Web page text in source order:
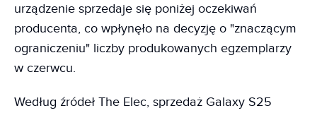
urządzenie sprzedaje się poniżej oczekiwań
producenta, co wpłynęło na decyzję o "znaczącym
ograniczeniu" liczby produkowanych egzemplarzy
w czerwcu.
Według źródeł The Elec, sprzedaż Galaxy S25